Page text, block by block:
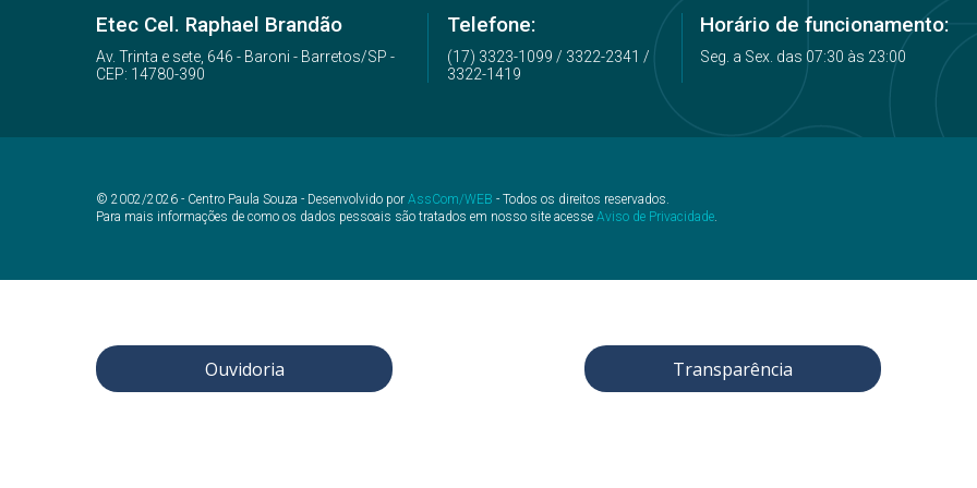
Etec Cel. Raphael Brandão
Av. Trinta e sete, 646 - Baroni - Barretos/SP -
CEP: 14780-390
Telefone:
(17) 3323-1099 / 3322-2341 /
3322-1419
Horário de funcionamento:
Seg. a Sex. das 07:30 às 23:00
© 2002/2026 - Centro Paula Souza - Desenvolvido por AssCom/WEB - Todos os direitos reservados.
Para mais informações de como os dados pessoais são tratados em nosso site acesse Aviso de Privacidade
Ouvidoria Transparência